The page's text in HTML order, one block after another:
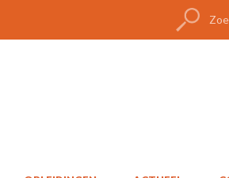
Zoeken
naar: